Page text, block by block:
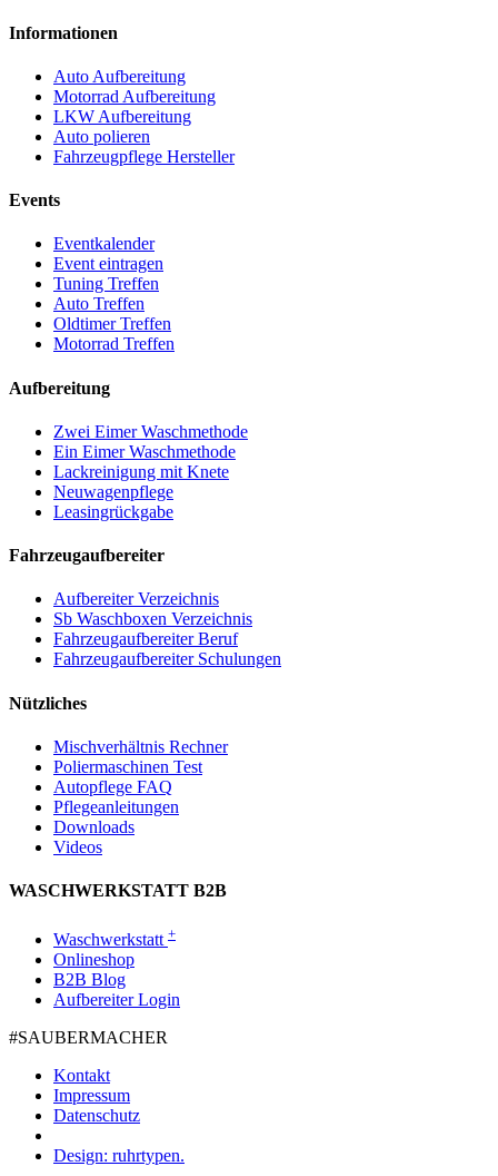
Informationen
Auto Aufbereitung
Motorrad Aufbereitung
LKW Aufbereitung
Auto polieren
Fahrzeugpflege Hersteller
Events
Eventkalender
Event eintragen
Tuning Treffen
Auto Treffen
Oldtimer Treffen
Motorrad Treffen
Aufbereitung
Zwei Eimer Waschmethode
Ein Eimer Waschmethode
Lackreinigung mit Knete
Neuwagenpflege
Leasingrückgabe
Fahrzeugaufbereiter
Aufbereiter Verzeichnis
Sb Waschboxen Verzeichnis
Fahrzeugaufbereiter Beruf
Fahrzeugaufbereiter Schulungen
Nützliches
Mischverhältnis Rechner
Poliermaschinen Test
Autopflege FAQ
Pflegeanleitungen
Downloads
Videos
WASCHWERKSTATT B2B
Waschwerkstatt +
Onlineshop
B2B Blog
Aufbereiter Login
#SAUBER­MACHER
Kontakt
Impressum
Datenschutz
Design: ruhrtypen.